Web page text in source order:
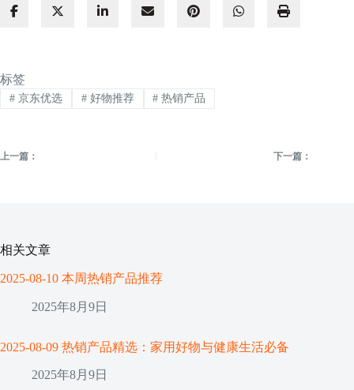
标签
#京东优选 #好物推荐 # 热销产品
上一篇： 下一篇：
相关文章
2025-08-10 本周热销产品推荐
2025年8月9日
2025-08-09 热销产品精选：家用好物与健康生活必备
2025年8月9日